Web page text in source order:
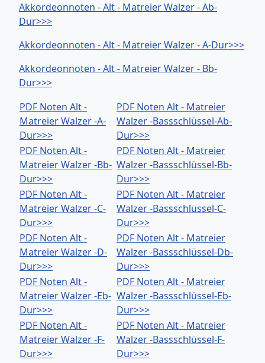
Akkordeonnoten - Alt - Matreier Walzer - Ab-
Dur>>>
Akkordeonnoten - Alt - Matreier Walzer - A-Dur>>>
Akkordeonnoten - Alt - Matreier Walzer - Bb-
Dur>>>
PDF Noten Alt -
Matreier Walzer -A-
Dur>>>
PDF Noten Alt - Matreier
Walzer -Bassschlüssel-Ab-
Dur>>>
PDF Noten Alt -
Matreier Walzer -Bb-
Dur>>>
PDF Noten Alt - Matreier
Walzer -Bassschlüssel-Bb-
Dur>>>
PDF Noten Alt -
Matreier Walzer -C-
Dur>>>
PDF Noten Alt - Matreier
Walzer -Bassschlüssel-C-
Dur>>>
PDF Noten Alt -
Matreier Walzer -D-
Dur>>>
PDF Noten Alt - Matreier
Walzer -Bassschlüssel-Db-
Dur>>>
PDF Noten Alt -
Matreier Walzer -Eb-
Dur>>>
PDF Noten Alt - Matreier
Walzer -Bassschlüssel-Eb-
Dur>>>
PDF Noten Alt -
Matreier Walzer -F-
Dur>>>
PDF Noten Alt - Matreier
Walzer -Bassschlüssel-F-
Dur>>>